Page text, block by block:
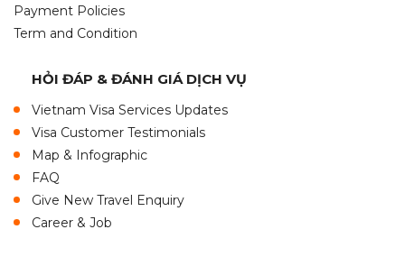
Payment Policies
Term and Condition
HỎI ĐÁP & ĐÁNH GIÁ DỊCH VỤ
Vietnam Visa Services Updates
Visa Customer Testimonials
Map & Infographic
FAQ
Give New Travel Enquiry
Career & Job